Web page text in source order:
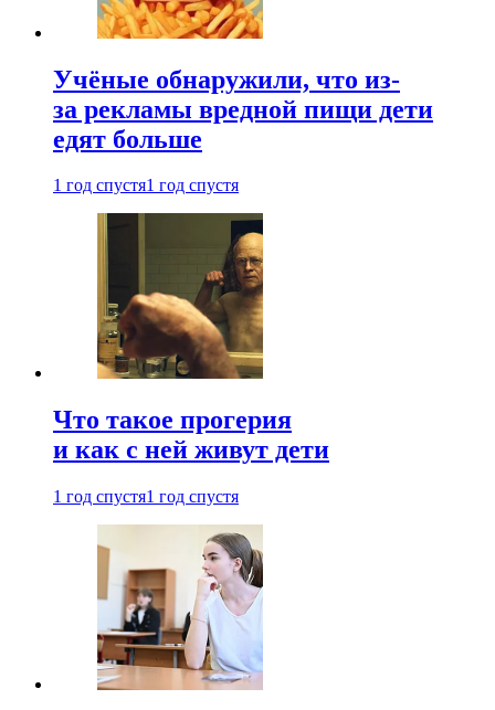
Учёные обнаружили, что из-
за рекламы вредной пищи дети
едят больше
1 год спустя1 год спустя
Что такое прогерия
и как с ней живут дети
1 год спустя1 год спустя